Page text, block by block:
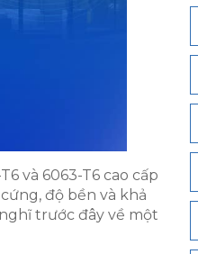
và 6063-T6 cao cấp
độ bền và khả
trước đây về một